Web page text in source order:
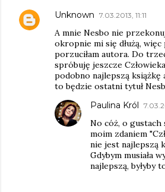
Unknown 7.03.2013, 11:11
A mnie Nesbo nie
okropnie mi się dłużą,
porzuciłam autora. Do
spróbuję jeszcze
podobno najlepszą książkę
to będzie ostatni tytuł
Paulina Król
No cóż, o gustach
moim zdaniem
nie jest najlepszą
Gdybym musiała
najlepszą, byłyby